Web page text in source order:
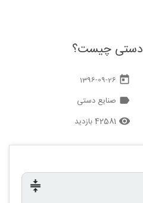
دستی چیست؟
today
1396-09-26
label صنایع دستی
remove_red_eye 42581 بازدید
compress